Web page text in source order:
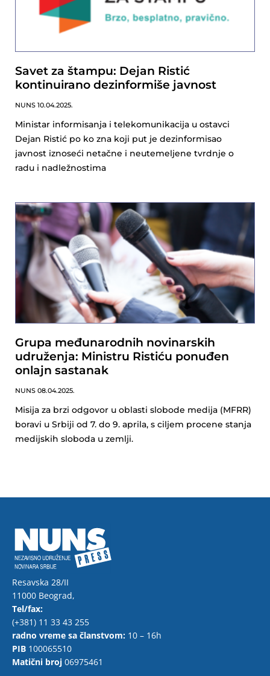
Savet za štampu: Dejan Ristić
kontinuirano dezinformiše javnost
NUNS 10.04.2025.
Ministar informisanja i telekomunikacija u ostavci
Dejan Ristić po ko zna koji put je dezinformisao
javnost iznoseći netačne i neutemeljene tvrdnje o
radu i nadležnostima
Grupa međunarodnih novinarskih
udruženja: Ministru Ristiću ponuđen
onlajn sastanak
NUNS 08.04.2025.
Misija za brzi odgovor u oblasti slobode medija (MFRR)
boravi u Srbiji od 7. do 9. aprila, s ciljem procene stanja
medijskih sloboda u zemlji.
Resavska 28/II
11000 Beograd,
Tel/fax:
(+381) 11 33 43 255
radno vreme sa članstvom: 10 – 16h
PIB 100065510
Matični broj 06975461